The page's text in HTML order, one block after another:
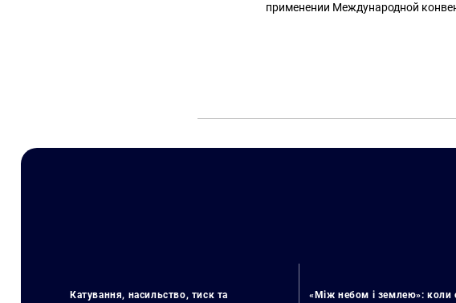
применении Международной
Катування, насильство, тиск та
«Між небом і землею»: коли